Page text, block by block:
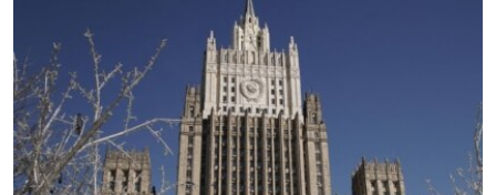
СОВЕТЫ ПРАВОЗАЩИТНИКОВ
ПРОПАВШИЕ БЕЗ ВЕСТИ
ПОБЕДИТЕЛЕЙ НЕ СУДЯТ?
КРЫМ.НЕПОКОРЕННЫЙ
Qırımtatar
ПРИСОЕДИНЯЙТЕСЬ!